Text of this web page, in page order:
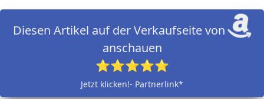
Diesen Artikel auf der Verkaufseite von
anschauen
⭐⭐⭐⭐⭐
Jetzt klicken!- Partnerlink*